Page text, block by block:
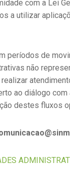
com a Lei
a utilizar
de
não
ao diálogo
destes fluxos